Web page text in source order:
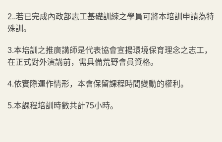
2..若已完成內政部志工基礎訓練之學員可將本培訓申請為特
殊訓。
3.本培訓之推廣講師是代表協會宣揚環境保育理念之志工，
在正式對外演講前，需具備荒野會員資格。
4.依實際運作情形，本會保留課程時間變動的權利。
5.本課程培訓時數共計75小時。